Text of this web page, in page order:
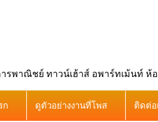
พาณิชย์ ทาวน์เฮ้าส์ อพาร์ทเม้นท์
ก ดูตัวอย่างงานที่โพส ติดต่อ